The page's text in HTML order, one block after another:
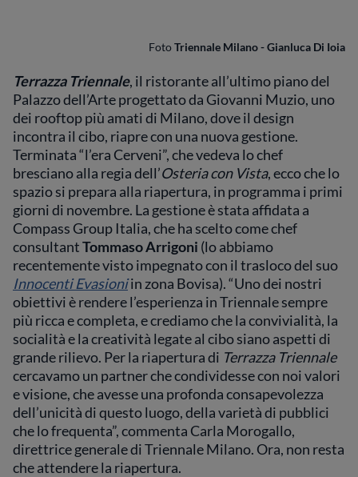
FotoTriennale Milano - Gianluca Di Ioia
Terrazza Triennale, il ristorante all’ultimo piano del
Palazzo dell’Arte progettato da Giovanni Muzio, uno
dei rooftop più amati di Milano, dove il design
incontra il cibo, riapre con una nuova gestione.
Terminata “l’era Cerveni”, che vedeva lo chef
bresciano alla regia dell’Osteria con Vista, ecco che lo
spazio si prepara alla riapertura, in programma i primi
giorni di novembre. La gestione è stata affidata a
Compass Group Italia, che ha scelto come chef
consultantTommaso Arrigoni (lo abbiamo
recentemente visto impegnato con il trasloco del suo
Innocenti Evasioniin zona Bovisa). “Uno dei nostri
obiettivi è rendere l’esperienza in Triennale sempre
più ricca e completa, e crediamo che la convivialità, la
socialità e la creatività legate al cibo siano aspetti di
grande rilievo. Per la riapertura di Terrazza Triennale
cercavamo un partner che condividesse con noi valori
e visione, che avesse una profonda consapevolezza
dell’unicità di questo luogo, della varietà di pubblici
che lo frequenta”, commenta Carla Morogallo,
direttrice generale di Triennale Milano. Ora, non resta
che attendere la riapertura.